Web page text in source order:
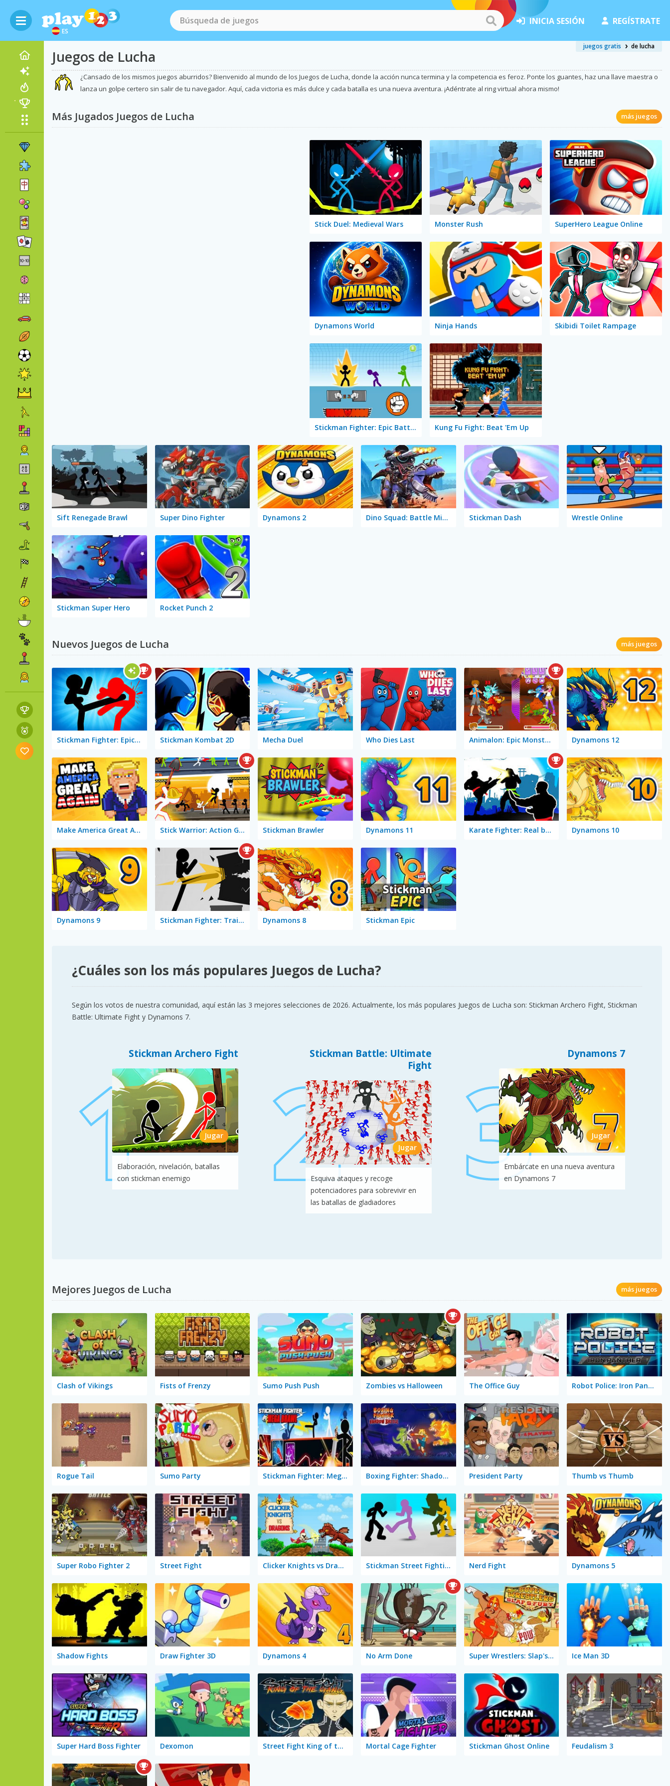
ES
INICIA SESIÓN REGÍSTRATE
Juegos de Lucha
juegos gratis de lucha
¿Cansado de los mismos juegos aburridos? Bienvenido al mundo de los Juegos de Lucha, donde la acción nunca termina y la competencia es feroz. Ponte los guantes, haz una llave maestra o
lanza un golpe certero sin salir de tu navegador. Aquí, cada victoria es más dulce y cada batalla es una nueva aventura. ¡Adéntrate al ring virtual ahora mismo!
Más Jugados Juegos de Lucha más juegos
Stick Duel: Medieval Wars Monster Rush SuperHero League Online
Dynamons World Ninja Hands Skibidi Toilet Rampage
Stickman Fighter: Epic Battles Kung Fu Fight: Beat 'Em Up
Sift Renegade Brawl Super Dino Fighter Dynamons 2 Dino Squad: Battle Mission Stickman Dash Wrestle Online
Stickman Super Hero Rocket Punch 2
Nuevos Juegos de Lucha más juegos
Stickman Fighter: Epic Battle 2 Stickman Kombat 2D Mecha Duel Who Dies Last Animalon: Epic Monsters Battle Dynamons 12
Make America Great Again Stick Warrior: Action Game Stickman Brawler Dynamons 11 Karate Fighter: Real battles Dynamons 10
Dynamons 9 Stickman Fighter: Training Camp Dynamons 8 Stickman Epic
¿Cuáles son los más populares Juegos de Lucha?
Según los votos de nuestra comunidad, aquí están las 3 mejores selecciones de 2026. Actualmente, los más populares Juegos de Lucha son: Stickman Archero Fight, Stickman
Battle: Ultimate Fight y Dynamons 7.
Stickman Archero Fight
Jugar
Elaboración, nivelación, batallas
con stickman enemigo
Stickman Battle: Ultimate
Fight
Jugar
Esquiva ataques y recoge
potenciadores para sobrevivir en
las batallas de gladiadores
Dynamons 7
Jugar
Embárcate en una nueva aventura
en Dynamons 7
Mejores Juegos de Lucha más juegos
Clash of Vikings Fists of Frenzy Sumo Push Push Zombies vs Halloween The Office Guy Robot Police: Iron Panther
Rogue Tail Sumo Party Stickman Fighter: Mega Brawl Boxing Fighter: Shadow Battle President Party Thumb vs Thumb
Super Robo Fighter 2 Street Fight Clicker Knights vs Dragons Stickman Street Fighting Nerd Fight Dynamons 5
Shadow Fights Draw Fighter 3D Dynamons 4 No Arm Done Super Wrestlers: Slap's Fury Ice Man 3D
Super Hard Boss Fighter Dexomon Street Fight King of the Gang Mortal Cage Fighter Stickman Ghost Online Feudalism 3